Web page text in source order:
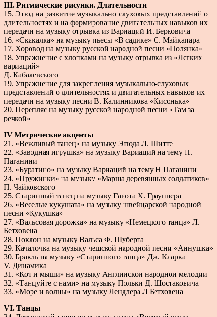
III. Ритмические рисунки. Длительности
15. Этюд на развитие музыкально-слуховых представлений о
длительностях и на формирование двигательных навыков их
передачи на музыку отрывка из Вариаций И. Берковича
16. «Скакалка» на музыку пьесы «В садике» С. Майкапара
17. Хоровод на музыку русской народной песни «Полянка»
18. Упражнение с хлопками на музыку отрывка из «Легких
вариаций»
Д. Кабалевского
19. Упражнение для закрепления музыкально-слуховых
представлений о длительностях и двигательных навыков их
передачи на музыку песни В. Калинникова «Кисонька»
20. Перепляс на музыку русской народной песни «Там за
речкой»
IV Метрические акценты
21. «Вежливый танец» на музыку Этюда Л. Шитте
22. «Заводная игрушка» на музыку Вариаций на тему Н.
Паганини
23. «Буратино» на музыку Вариаций на тему Н Паганини
24. «Пружинки» на музыку «Марша деревянных солдатиков»
П. Чайковского
25. Старинный танец на музыку Гавота X. Граупнера
26. «Веселые кукушата» на музыку швейцарской народной
песни «Кукушка»
27. «Вальсовая дорожка» на музыку «Немецкого танца» Л.
Бетховена
28. Поклон на музыку Вальса Ф. Шуберта
29. Качалочка на музыку чешской народной песни «Аннушка»
30. Бракль на музыку «Старинного танца» Дж. Кларка
V. Динамика
31. «Кот и мыши» на музыку Английской народной мелодии
32. «Танцуйте с нами» на музыку Польки Д. Шостаковича
33. «Море и волны» на музыку Лендлера Л Бетховена
VI. Танцы